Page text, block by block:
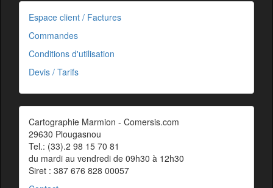
Espace client / Factures
Commandes
Conditions d'utilisation
Devis / Tarifs
Cartographie Marmion - Comersis.com
29630 Plougasnou
Tel.: (33).2 98 15 70 81
du mardi au vendredi de 09h30 à 12h30
Siret : 387 676 828 00057